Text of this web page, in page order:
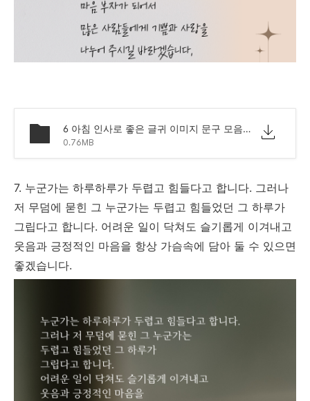
6 아침 인사로 좋은 글귀 이미지 문구 모음.png
0.76MB
7. 누군가는 하루하루가 두렵고 힘들다고 합니다. 그러나
저 무덤에 묻힌 그 누군가는 두렵고 힘들었던 그 하루가
그립다고 합니다. 어려운 일이 닥쳐도 슬기롭게 이겨내고
웃음과 긍정적인 마음을 항상 가슴속에 담아 둘 수 있으면
좋겠습니다.